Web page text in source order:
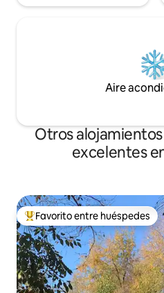
Aire
Otros
excelentes
Favorito entre huéspedes
Favorito entre huéspedes